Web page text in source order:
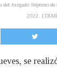
Juzgado Séptimo
2022. |
se